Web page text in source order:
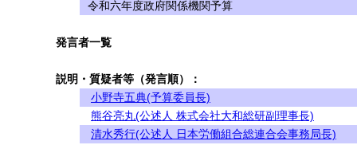
令和六年度政府関係機関予算
発言者一覧
説明・質疑者等（発言順）：
小野寺五典(予算委員長)
熊谷亮丸(公述人 株式会社大和総研副理事長)
清水秀行(公述人 日本労働組合総連合会事務局長)